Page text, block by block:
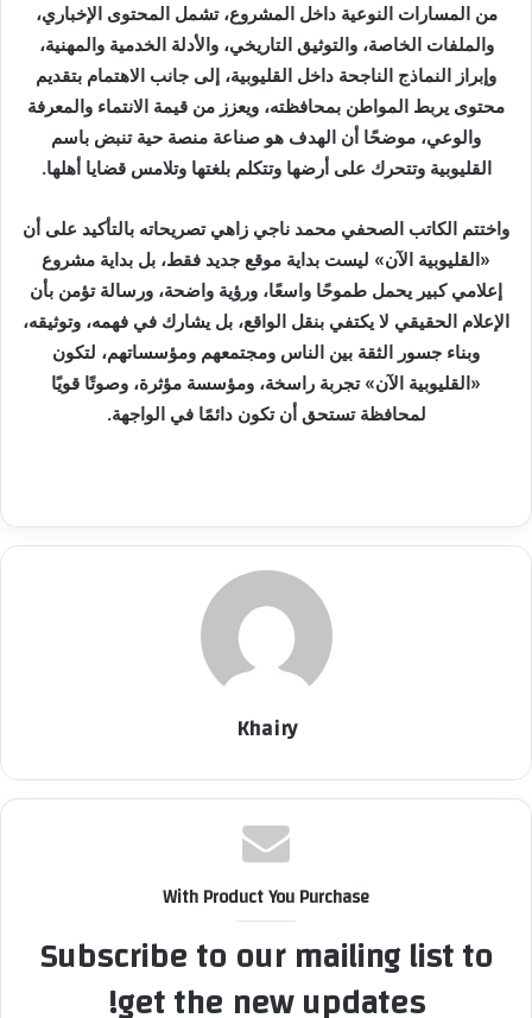
من المسارات النوعية داخل المشروع، تشمل المحتوى الإخباري،
والملفات الخاصة، والتوثيق التاريخي، والأدلة الخدمية والمهنية،
وإبراز النماذج الناجحة داخل القليوبية، إلى جانب الاهتمام بتقديم
محتوى يربط المواطن بمحافظته، ويعزز من قيمة الانتماء والمعرفة
والوعي، موضحًا أن الهدف هو صناعة منصة حية تنبض باسم
القليوبية وتتحرك على أرضها وتتكلم بلغتها وتلامس قضايا أهلها.
واختتم الكاتب الصحفي محمد ناجي زاهي تصريحاته بالتأكيد على أن
«القليوبية الآن» ليست بداية موقع جديد فقط، بل بداية مشروع
إعلامي كبير يحمل طموحًا واسعًا، ورؤية واضحة، ورسالة تؤمن بأن
الإعلام الحقيقي لا يكتفي بنقل الواقع، بل يشارك في فهمه، وتوثيقه،
وبناء جسور الثقة بين الناس ومجتمعهم ومؤسساتهم، لتكون
«القليوبية الآن» تجربة راسخة، ومؤسسة مؤثرة، وصوتًا قويًا
لمحافظة تستحق أن تكون دائمًا في الواجهة.
Khairy
With Product You Purchase
Subscribe to our mailing list to
get the new updates!